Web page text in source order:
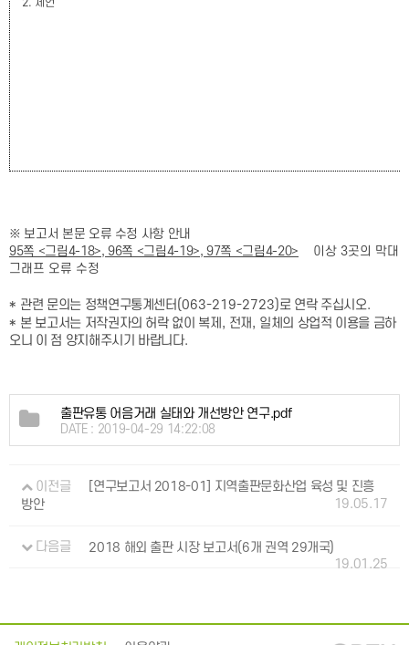
2. 제언
※ 보고서 본문 오류 수정 사항 안내
95쪽 <그림4-18>, 96쪽 <그림4-19>, 97쪽 <그림4-20> 이상 3곳의 막대
그래프 오류 수정
* 관련 문의는 정책연구통계센터(063-219-2723)로 연락 주십시오.
* 본 보고서는 저작권자의 허락 없이 복제, 전재, 일체의 상업적 이용을 금하
오니 이 점 양지해주시기 바랍니다.
출판유통 어음거래 실태와 개선방안 연구.pdf
DATE : 2019-04-29 14:22:08
이전글
[연구보고서 2018-01] 지역출판문화산업 육성 및 진흥
방안
19.05.17
다음글
2018 해외 출판 시장 보고서(6개 권역 29개국)
19.01.25